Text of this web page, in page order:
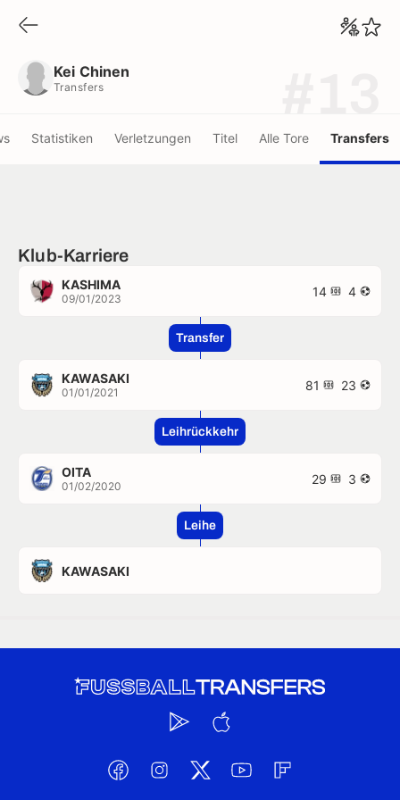
Kei Chinen
Transfers
Statistiken Verletzungen Titel Alle Tore Transfers
Klub-Karriere
KASHIMA
09/01/2023 14 4
Transfer
KAWASAKI
01/01/2021 81 23
Leihrückkehr
OITA
01/02/2020 29 3
Leihe
KAWASAKI